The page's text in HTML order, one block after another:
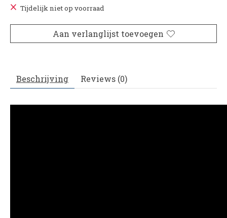
Tijdelijk niet op voorraad
Aan verlanglijst toevoegen
Beschrijving Reviews (0)